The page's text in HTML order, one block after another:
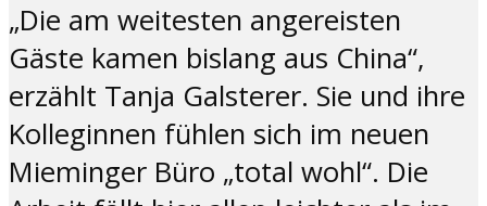
„Die am weitesten angereisten
Gäste kamen bislang aus China“,
erzählt Tanja Galsterer. Sie und ihre
Kolleginnen fühlen sich im neuen
Mieminger Büro „total wohl“. Die